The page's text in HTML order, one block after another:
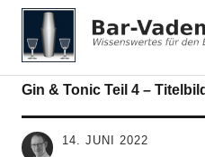
Bar-Vademecum
Gin & Tonic Teil 4 –
14. JUNI 2022